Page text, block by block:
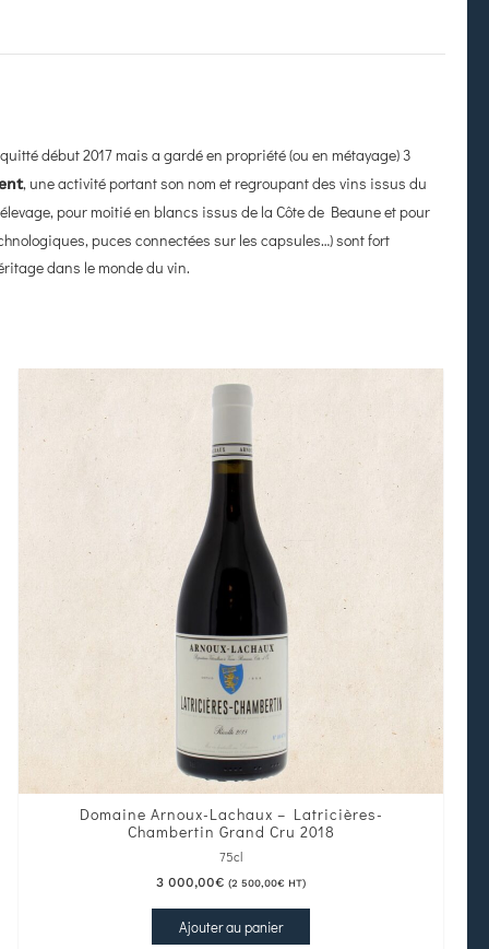
début 2017 mais a gardé en propriété (ou en métayage) 3
, une activité portant son nom et regroupant des vins issus du
pour moitié en blancs issus de la Côte de Beaune et pour
puces connectées sur les capsules…) sont fort
dans le monde du vin.
Domaine Arnoux-Lachaux – Latricières-
Chambertin Grand Cru 2018
75cl
3 000,00€ (2 500,00€ HT)
Ajouter au panier